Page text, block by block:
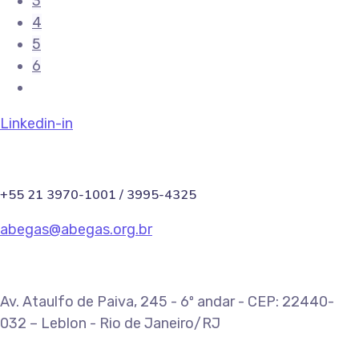
4
5
6
Linkedin-in
+55 21 3970-1001 / 3995-4325
abegas@abegas.org.br
Av. Ataulfo de Paiva, 245 - 6º andar - CEP: 22440-
032 – Leblon - Rio de Janeiro/RJ